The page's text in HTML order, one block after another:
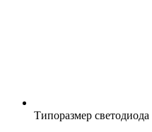
Типоразмер светодиода